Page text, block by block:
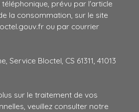
prévu par l'article
la consommation, sur le site
ou par courrier
Service Bloctel, CS 61311, 41013
sur le traitement de vos
veuillez consulter notre